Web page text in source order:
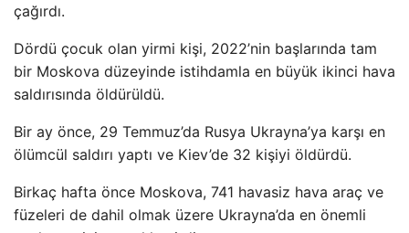
çağırdı.
Dördü çocuk olan yirmi kişi, 2022’nin başlarında tam
bir Moskova düzeyinde istihdamla en büyük ikinci hava
saldırısında öldürüldü.
Bir ay önce, 29 Temmuz’da Rusya Ukrayna’ya karşı en
ölümcül saldırı yaptı ve Kiev’de 32 kişiyi öldürdü.
Birkaç hafta önce Moskova, 741 havasiz hava araç ve
füzeleri de dahil olmak üzere Ukrayna’da en önemli